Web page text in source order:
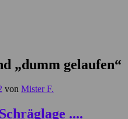
„dumm gelaufen“
von Mister F.